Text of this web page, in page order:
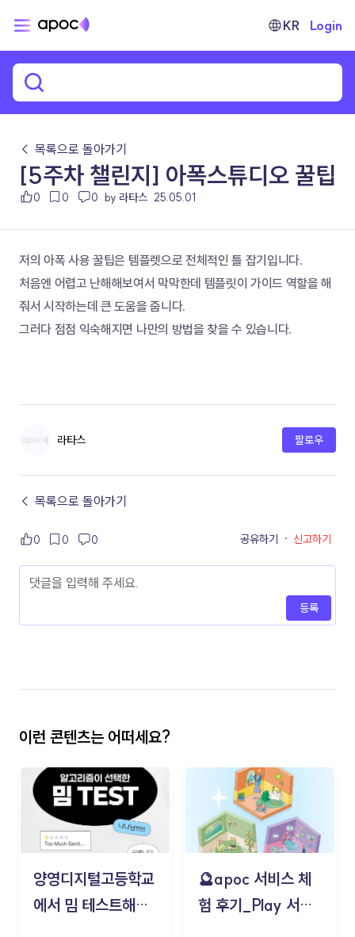
KR Login
← 목록으로 돌아가기
[5주차 챌린지] 아폭스튜디오 꿀팁
0 0 0 by 라타스 25.05.01
저의 아폭 사용 꿀팁은 템플렛으로 전체적인 틀 잡기입니다.
처음엔 어렵고 난해해보여서 막막한데 템플릿이 가이드 역할을 해
줘서 시작하는데 큰 도움을 줍니다.
그러다 점점 익숙해지면 나만의 방법을 찾을 수 있습니다.
라타스 팔로우
← 목록으로 돌아가기
0 0 0 공유하기 · 신고하기
등록
이런 콘텐츠는 어떠세요?
양영디지털고등학교
에서 밈 테스트해보
🔮apoc 서비스 체
험 후기_Play 서비